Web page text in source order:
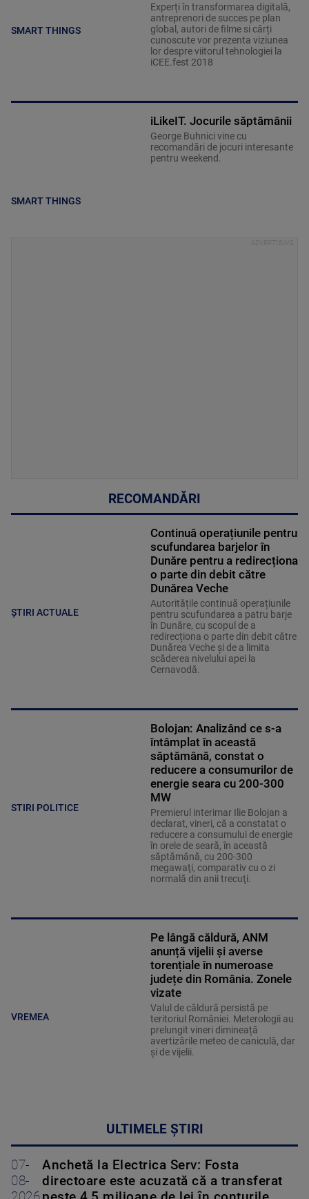
SMART THINGS
Experți în transformarea digitală,
antreprenori de succes pe plan
global, autori de filme si cărți
cunoscute vor prezenta viziunea
lor despre viitorul tehnologiei la
iCEE.fest 2018
SMART THINGS
iLikeIT. Jocurile săptămânii
George Buhnici vine cu
recomandări de jocuri interesante
pentru weekend.
RECOMANDĂRI
ȘTIRI ACTUALE
Continuă operațiunile pentru
scufundarea barjelor în
Dunăre pentru a redirecționa
o parte din debit către
Dunărea Veche
Autoritățile continuă operațiunile
pentru scufundarea a patru barje
în Dunăre, cu scopul de a
redirecționa o parte din debit către
Dunărea Veche și de a limita
scăderea nivelului apei la
Cernavodă.
STIRI POLITICE
Bolojan: Analizând ce s-a
întâmplat în această
săptămână, constat o
reducere a consumurilor de
energie seara cu 200-300
MW
Premierul interimar Ilie Bolojan a
declarat, vineri, că a constatat o
reducere a consumului de energie
în orele de seară, în această
săptămână, cu 200-300
megawaţi, comparativ cu o zi
normală din anii trecuţi.
VREMEA
Pe lângă căldură, ANM
anunță vijelii și averse
torențiale în numeroase
județe din România. Zonele
vizate
Valul de căldură persistă pe
teritoriul României. Meterologii au
prelungit vineri dimineață
avertizările meteo de caniculă, dar
și de vijelii.
ULTIMELE ȘTIRI
07-
08-
Anchetă la Electrica Serv: Fosta
directoare este acuzată că a transferat